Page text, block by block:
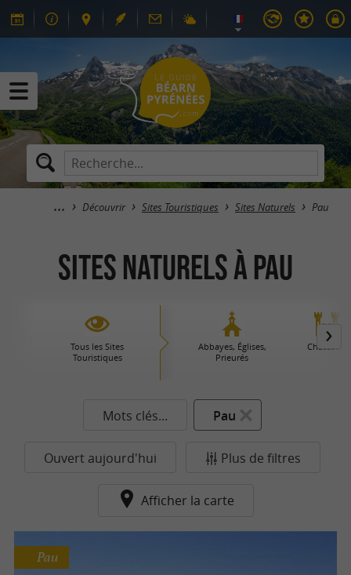
Découvrir Sites Touristiques Sites Naturels Pau
Sites Naturels à Pau
Tous les Sites
Touristiques
Abbayes, Églises,
Prieurés
Châteaux
Mots clés... Pau
Ouvert aujourd'hui Plus de filtres
Afficher la carte
Pau